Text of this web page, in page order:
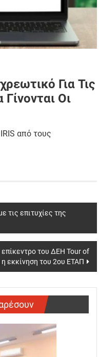
Για Τις
Οι
από τους
τις επιτυχίες της
επίκεντρο του ΔΕΗ Tour of
εκκίνηση του 2ου ΕΤΑΠ